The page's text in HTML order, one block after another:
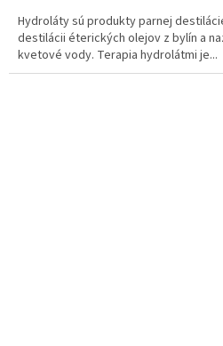
Hydroláty sú produkty parnej
destilácii éterických olejov z bylín a
kvetové vody. Terapia hydrolátmi je...